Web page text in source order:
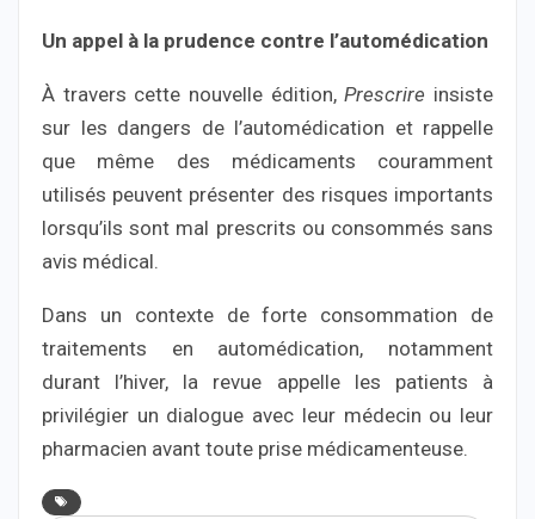
Un appel à la prudence contre l’automédication
À travers cette nouvelle édition,Prescrire insiste
sur les dangers de l’automédication et rappelle
que même des médicaments couramment
utilisés peuvent présenter des risques importants
lorsqu’ils sont mal prescrits ou consommés sans
avis médical.
Dans un contexte de forte consommation de
traitements en automédication, notamment
durant l’hiver, la revue appelle les patients à
privilégier un dialogue avec leur médecin ou leur
pharmacien avant toute prise médicamenteuse.